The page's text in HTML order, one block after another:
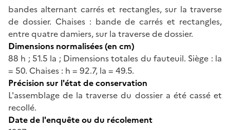
bandes alternant carrés et rectangles, sur la traverse
de dossier. Chaises : bande de carrés et rectangles,
entre quatre damiers, sur la traverse de dossier.
Dimensions normalisées (en cm)
88 h ; 51.5 la ; Dimensions totales du fauteuil. Siège : la
= 50. Chaises : h = 92.7, la = 49.5.
Précision sur l'état de conservation
L'assemblage de la traverse du dossier a été cassé et
recollé.
Date de l'enquête ou du récolement